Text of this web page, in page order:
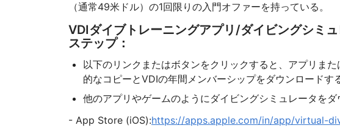
（通常49米ドル）の1回限りの入門オファーを持っている。
VDIダイブトレーニングアプリ/ダイビングシミ
ステップ：
以下のリンクまたはボタンをクリックすると、アプリま
的なコピーとVDIの年間メンバーシップをダウンロードす
他のアプリやゲームのようにダイビングシミュレータを
- App Store (iOS):https://apps.apple.com/in/app/virtual-